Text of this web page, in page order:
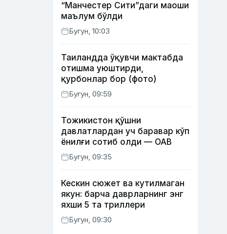
“Манчестер Сити”даги маоши
маълум бўлди
Бугун, 10:03
Таиландда ўқувчи мактабда
отишма уюштирди,
қурбонлар бор (фото)
Бугун, 09:59
Тожикистон қўшни
давлатлардан уч баравар кўп
ёнилғи сотиб олди — ОАВ
Бугун, 09:35
Кескин сюжет ва кутилмаган
якун: барча даврларнинг энг
яхши 5 та триллери
Бугун, 09:30